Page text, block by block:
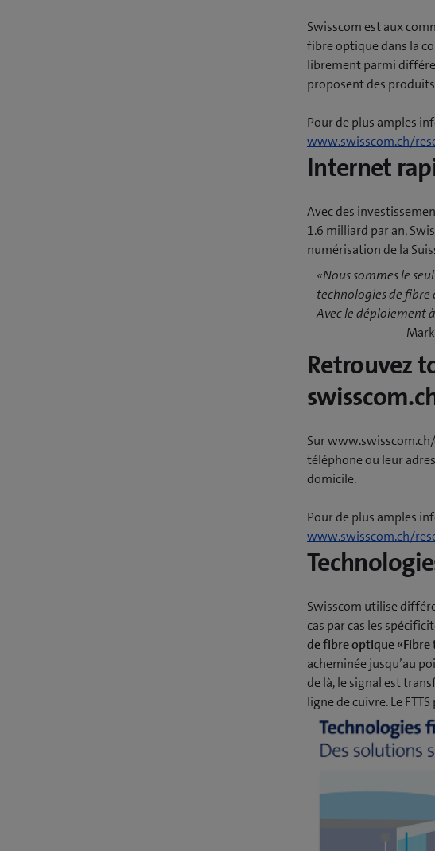
Swisscom est aux
fibre optique dans la
librement parmi
proposent des
Pour de plus amples
www.swisscom.ch/
Internet
Avec des
1.6 milliard par an,
numérisation de la
«Nous sommes le
technologies de fibre
Avec le déploiement
Retrouvez
Sur
téléphone ou leur
domicile.
Pour de plus amples
www.swisscom.ch/
Swisscom utilise
cas par cas les
de fibre optique «Fibre
acheminée jusqu’au
de là, le signal est
ligne de cuivre. Le